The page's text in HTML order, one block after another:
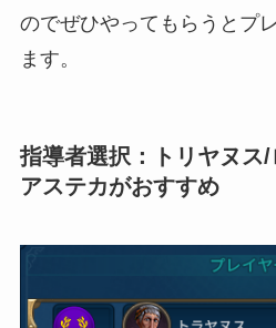
のでぜひやってもらうとプ
ます。
指導者選択：トリヤヌス
アステカがおすすめ